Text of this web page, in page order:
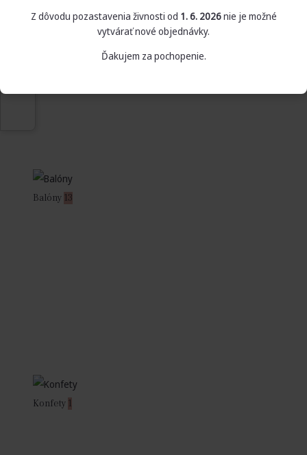
Balóny 13
Konfety 1
Z dôvodu pozastavenia živnosti od 1. 6. 2026nie je možné
vytvárať nové objednávky.
Ďakujem za pochopenie.